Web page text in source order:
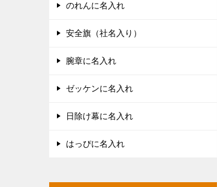
のれんに名入れ
安全旗（社名入り）
腕章に名入れ
ゼッケンに名入れ
日除け幕に名入れ
はっぴに名入れ